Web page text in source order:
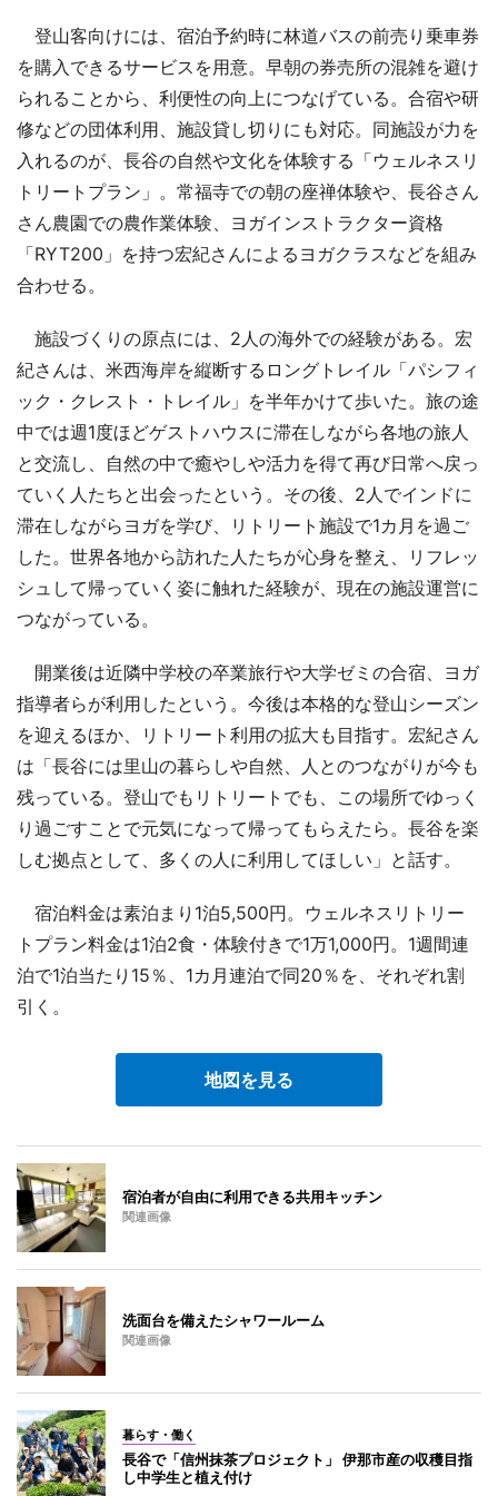
登山客向けには、宿泊予約時に林道バスの前売り乗車券
を購入できるサービスを用意。早朝の券売所の混雑を避け
られることから、利便性の向上につなげている。合宿や研
修などの団体利用、施設貸し切りにも対応。同施設が力を
入れるのが、長谷の自然や文化を体験する「ウェルネスリ
トリートプラン」。常福寺での朝の座禅体験や、長谷さん
さん農園での農作業体験、ヨガインストラクター資格
「RYT200」を持つ宏紀さんによるヨガクラスなどを組み
合わせる。
施設づくりの原点には、2人の海外での経験がある。宏
紀さんは、米西海岸を縦断するロングトレイル「パシフィ
ック・クレスト・トレイル」を半年かけて歩いた。旅の途
中では週1度ほどゲストハウスに滞在しながら各地の旅人
と交流し、自然の中で癒やしや活力を得て再び日常へ戻っ
ていく人たちと出会ったという。その後、2人でインドに
滞在しながらヨガを学び、リトリート施設で1カ月を過ご
した。世界各地から訪れた人たちが心身を整え、リフレッ
シュして帰っていく姿に触れた経験が、現在の施設運営に
つながっている。
開業後は近隣中学校の卒業旅行や大学ゼミの合宿、ヨガ
指導者らが利用したという。今後は本格的な登山シーズン
を迎えるほか、リトリート利用の拡大も目指す。宏紀さん
は「長谷には里山の暮らしや自然、人とのつながりが今も
残っている。登山でもリトリートでも、この場所でゆっく
り過ごすことで元気になって帰ってもらえたら。長谷を楽
しむ拠点として、多くの人に利用してほしい」と話す。
宿泊料金は素泊まり1泊5,500円。ウェルネスリトリー
トプラン料金は1泊2食・体験付きで1万1,000円。1週間連
泊で1泊当たり15％、1カ月連泊で同20％を、それぞれ割
引く。
地図を見る
宿泊者が自由に利用できる共用キッチン
関連画像
洗面台を備えたシャワールーム
関連画像
暮らす・働く
長谷で「信州抹茶プロジェクト」 伊那市産の収穫目指
し中学生と植え付け